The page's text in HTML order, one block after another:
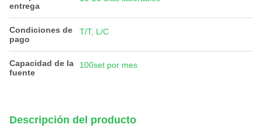
entrega
Condiciones de
pago
T/T, L/C
Capacidad de la
fuente
100set por mes
Descripción del producto